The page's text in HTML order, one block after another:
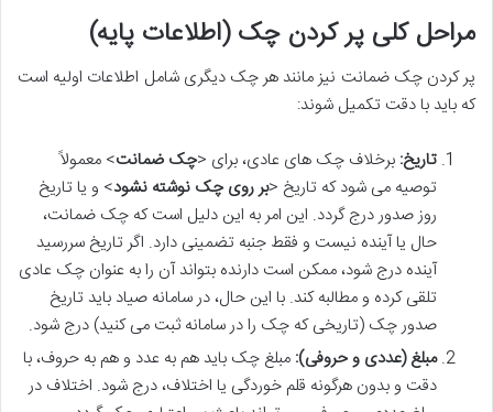
مراحل کلی پر کردن چک (اطلاعات پایه)
پر کردن چک ضمانت نیز مانند هر چک دیگری شامل اطلاعات اولیه است
که باید با دقت تکمیل شوند:
تاریخ: برخلاف چک های عادی، برای <چک ضمانت> معمولاً
توصیه می شود که تاریخ <بر روی چک نوشته نشود> و یا تاریخ
روز صدور درج گردد. این امر به این دلیل است که چک ضمانت،
حال یا آینده نیست و فقط جنبه تضمینی دارد. اگر تاریخ سررسید
آینده درج شود، ممکن است دارنده بتواند آن را به عنوان چک عادی
تلقی کرده و مطالبه کند. با این حال، در سامانه صیاد باید تاریخ
صدور چک (تاریخی که چک را در سامانه ثبت می کنید) درج شود.
مبلغ (عددی و حروفی): مبلغ چک باید هم به عدد و هم به حروف، با
دقت و بدون هرگونه قلم خوردگی یا اختلاف، درج شود. اختلاف در